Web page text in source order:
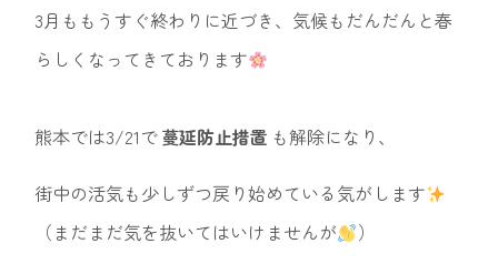
3月ももうすぐ終わりに近づき、気候もだんだんと春
らしくなってきております
熊本では3/21で蔓延防止措置 も解除になり、
街中の活気も少しずつ戻り始めている気がします
（まだまだ気を抜いてはいけませんが
）